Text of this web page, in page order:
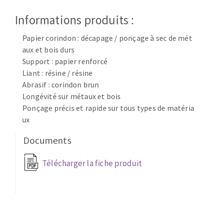
Meules sur tige
Meules de tourets
Bandes sans fin
Rouleaux d'atelier
NETTOYAGE
Aspirateurs
MACHINES POUR LE TRAVAIL DU MÉTAL
Scies à ruban
Perceuses magnétiques
Informations produits :
Papier corindon : décapage / ponçage à sec de mét
aux et bois durs
Support : papier renforcé
Liant : résine / résine
Abrasif : corindon brun
Longévité sur métaux et bois
Ponçage précis et rapide sur tous types de matéria
ux
Documents
Télécharger la fiche produit